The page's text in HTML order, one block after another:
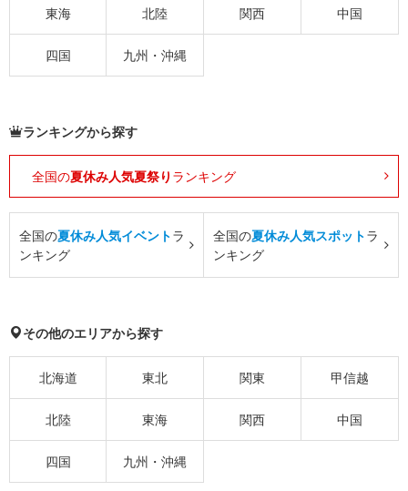
東海 北陸 関西 中国
四国 九州・沖縄
ランキングから探す
全国の夏休み人気夏祭り ランキング
全国の夏休み人気イベントラ
ンキング
全国の夏休み人気スポットラ
ンキング
その他のエリアから探す
北海道 東北 関東 甲信越
北陸 東海 関西 中国
四国 九州・沖縄